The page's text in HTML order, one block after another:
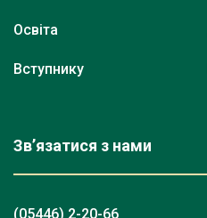
Освіта
Вступнику
Зв’язатися з нами
(05446) 2-20-66